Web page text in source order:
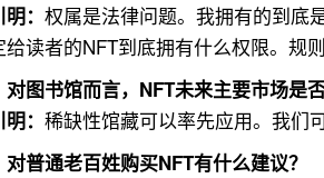
： 权属是法律问题。我拥有的到底
给读者的NFT到底拥有什么权限。规
对图书馆而言，NFT未来主要市场是
： 稀缺性馆藏可以率先应用。我们
对普通老百姓购买NFT有什么建议？